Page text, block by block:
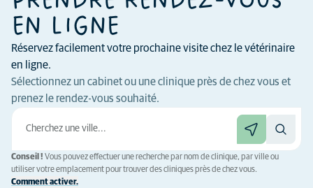
EN LIGNE
Réservez facilement votre prochaine visite chez le vétérinaire
en ligne.
Sélectionnez un cabinet ou une clinique près de chez vous et
prenez le rendez-vous souhaité.
Conseil ! Vous pouvez effectuer une recherche par nom de clinique, par ville ou
utiliser votre emplacement pour trouver des cliniques près de chez vous.
Comment activer.